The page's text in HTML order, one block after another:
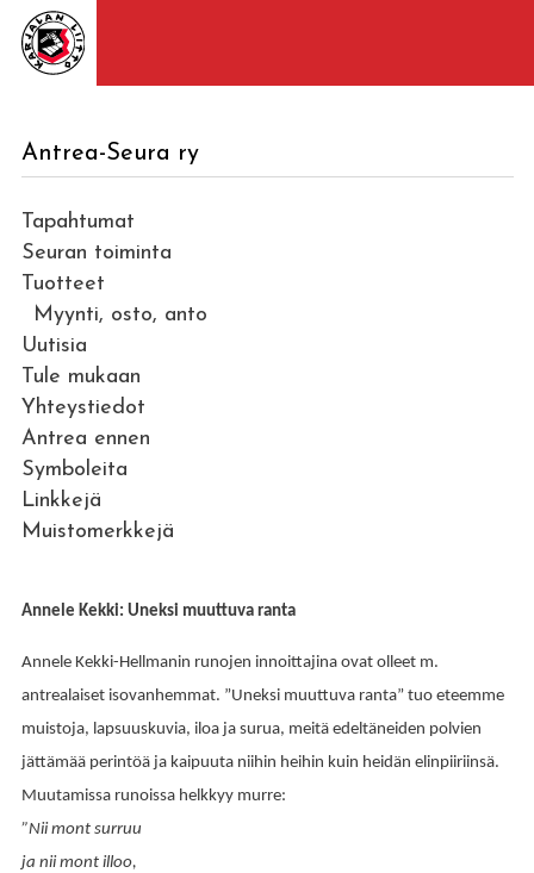
Antrea-Seura ry
Tapahtumat
Seuran toiminta
Tuotteet
Myynti, osto, anto
Uutisia
Tule mukaan
Yhteystiedot
Antrea ennen
Symboleita
Linkkejä
Muistomerkkejä
Annele Kekki: Uneksi muuttuva ranta
Annele Kekki-Hellmanin runojen innoittajina ovat olleet m.
antrealaiset isovanhemmat. ”Uneksi muuttuva ranta” tuo eteemme
muistoja, lapsuuskuvia, iloa ja surua, meitä edeltäneiden polvien
jättämää perintöä ja kaipuuta niihin heihin kuin heidän elinpiiriinsä.
Muutamissa runoissa helkkyy murre:
”Nii mont surruu
ja nii mont illoo,